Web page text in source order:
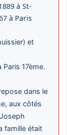
à St-
à Paris
et
17ème.
dans le
aux côtés
famille était